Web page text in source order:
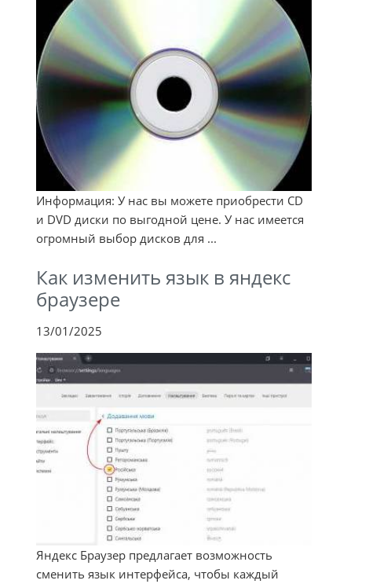
Информация: У нас вы можете приобрести CD
и DVD диски по выгодной цене. У нас имеется
огромный выбор дисков для ...
Как изменить язык в яндекс
браузере
13/01/2025
Яндекс Браузер предлагает возможность
сменить язык интерфейса, чтобы каждый